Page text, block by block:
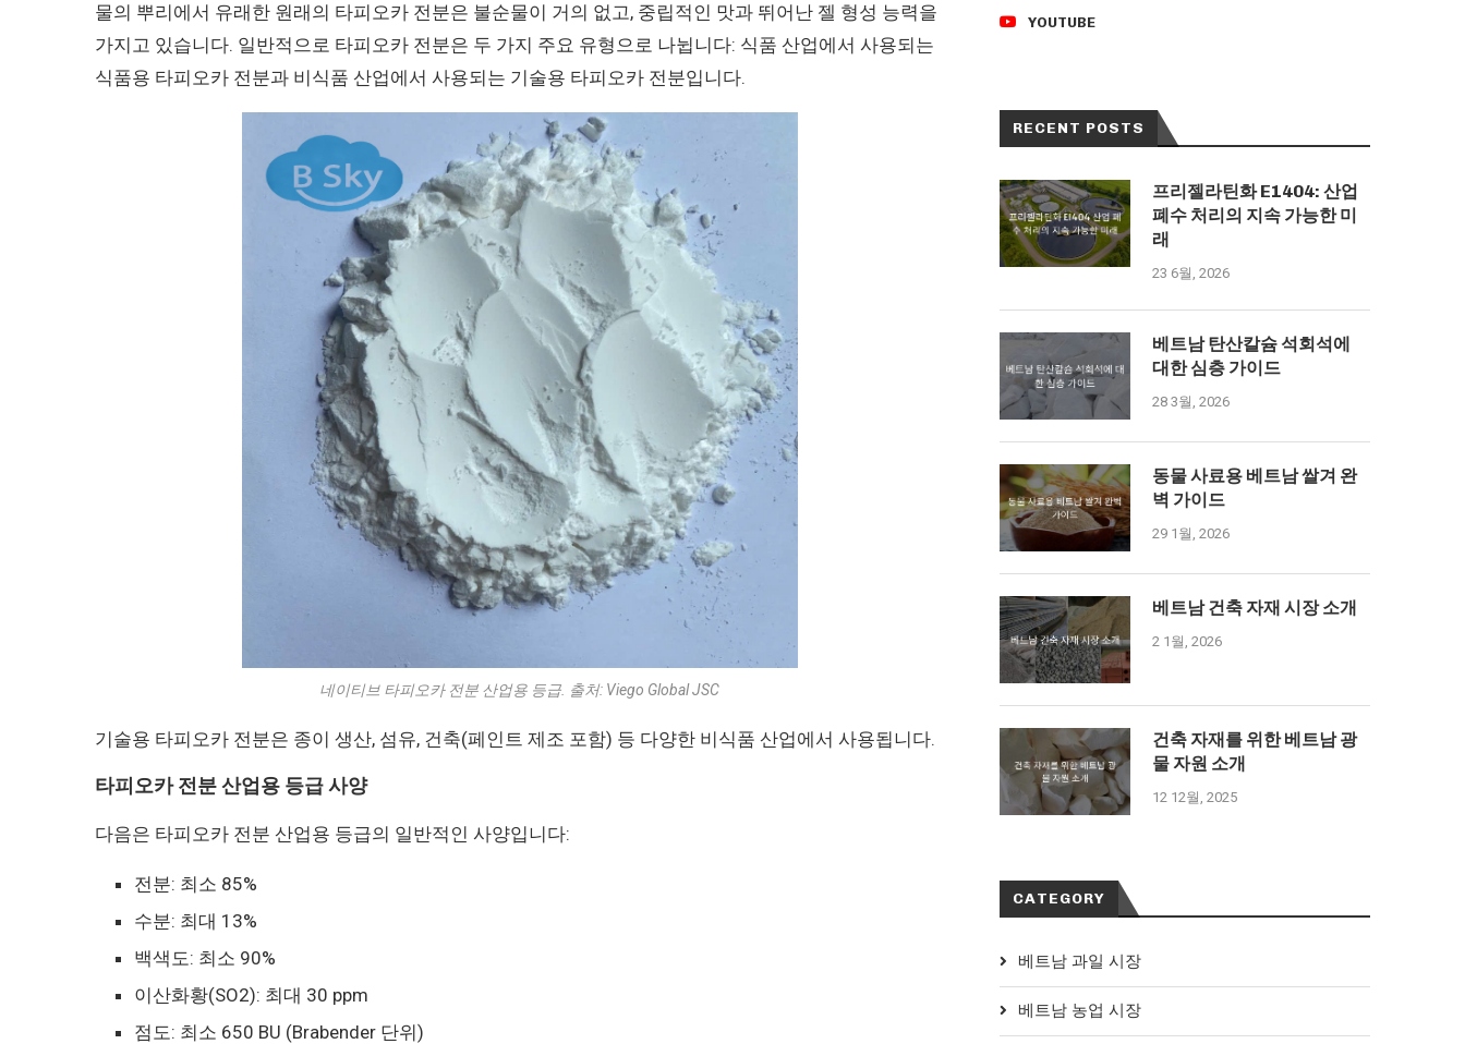
물의 뿌리에서 유래한 원래의 타피오카 전분은 불순물이 거의 없고, 중립적인 맛과 뛰어난 젤 형성 능력을
가지고 있습니다. 일반적으로 타피오카 전분은 두 가지 주요 유형으로 나뉩니다: 식품 산업에서 사용되는
식품용 타피오카 전분과 비식품 산업에서 사용되는 기술용 타피오카 전분입니다.
네이티브 타피오카 전분 산업용 등급. 출처: Viego Global JSC
기술용 타피오카 전분은 종이 생산, 섬유, 건축(페인트 제조 포함) 등 다양한 비식품 산업에서 사용됩니다.
타피오카 전분 산업용 등급 사양
다음은 타피오카 전분 산업용 등급의 일반적인 사양입니다:
전분: 최소 85%
수분: 최대 13%
백색도: 최소 90%
이산화황(SO2): 최대 30 ppm
점도: 최소 650 BU (Brabender 단위)
YOUTUBE
RECENT POSTS
프리젤라틴화 E1404: 산업
폐수 처리의 지속 가능한 미
래
23 6월, 2026
베트남 탄산칼슘 석회석에
대한 심층 가이드
28 3월, 2026
동물 사료용 베트남 쌀겨 완
벽 가이드
29 1월, 2026
베트남 건축 자재 시장 소개
2 1월, 2026
건축 자재를 위한 베트남 광
물 자원 소개
12 12월, 2025
CATEGORY
베트남 과일 시장
베트남 농업 시장